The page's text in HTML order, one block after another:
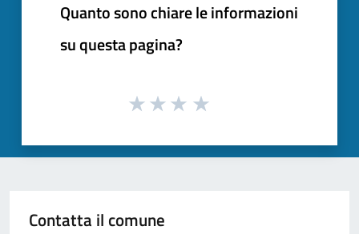
Quanto sono chiare le informazioni
su questa pagina?
Contatta il comune